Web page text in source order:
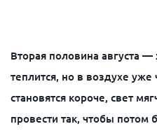
Вторая половина августа
теплится, но в воздухе уже
становятся короче, свет
провести так, чтобы